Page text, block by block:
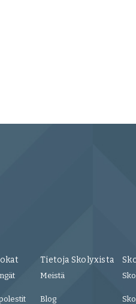
Tietoja Skolyxista
Meistä
Blog